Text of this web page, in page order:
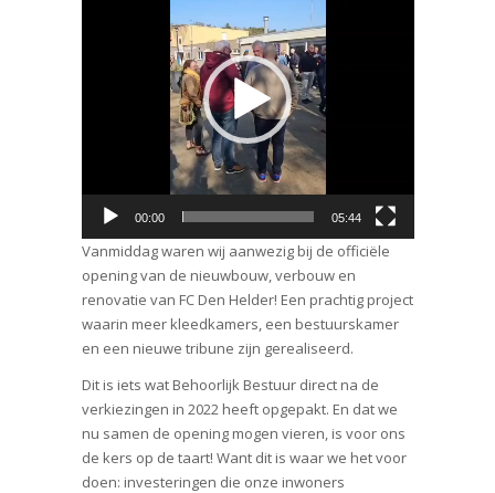
00:00 05:44
Vanmiddag waren wij aanwezig bij de officiële
opening van de nieuwbouw, verbouw en
renovatie van FC Den Helder! Een prachtig project
waarin meer kleedkamers, een bestuurskamer
en een nieuwe tribune zijn gerealiseerd.
Dit is iets wat Behoorlijk Bestuur direct na de
verkiezingen in 2022 heeft opgepakt. En dat we
nu samen de opening mogen vieren, is voor ons
de kers op de taart! Want dit is waar we het voor
doen: investeringen die onze inwoners